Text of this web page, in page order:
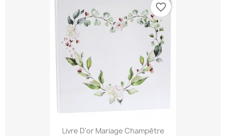
Livre D'or Mariage Champêtre
favorite_border